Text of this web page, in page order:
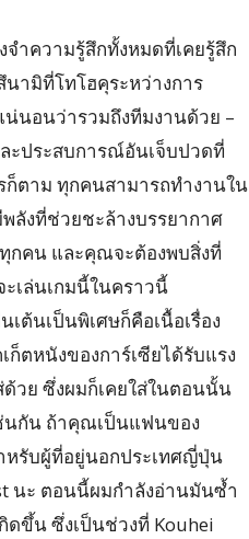
ำความรู้สึกทั้งหมดที่เคยรู้สึก
ามิที่โทโฮคุระหว่างการ
นอนว่ารวมถึงทีมงานด้วย –
ะประสบการณ์อันเจ็บปวดที่
ก็ตาม ทุกคนสามารถทำงานใน
ลังที่ช่วยชะล้างบรรยากาศ
กคน และคุณจะต้องพบสิ่งที่
เล่นเกมนี้ในคราวนี้
ต้นเป็นพิเศษก็คือเนื้อเรื่อง
ก็ตหนังของการ์เซียได้รับแรง
ด้วย ซึ่งผมก็เคยใส่ในตอนนั้น
นกัน ถ้าคุณเป็นแฟนของ
หรับผู้ที่อยู่นอกประเทศญี่ปุ่น
นะ ตอนนี้ผมกำลังอ่านมันซ้ำ
ดขึ้น ซึ่งเป็นช่วงที่ Kouhei